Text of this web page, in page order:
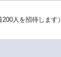
人を招待します）